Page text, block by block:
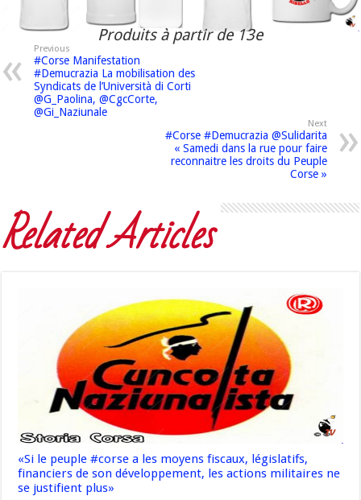
Produits à partir de 13e
Previous
#Corse Manifestation
#Demucrazia La mobilisation des
Syndicats de l’Università di Corti
@G_Paolina, @CgcCorte,
@Gi_Naziunale
Next
#Corse #Demucrazia @Sulidarita
« Samedi dans la rue pour faire
reconnaitre les droits du Peuple
Corse »
Related Articles
«Si le peuple #corse a les moyens fiscaux, législatifs,
financiers de son développement, les actions militaires ne
se justifient plus»